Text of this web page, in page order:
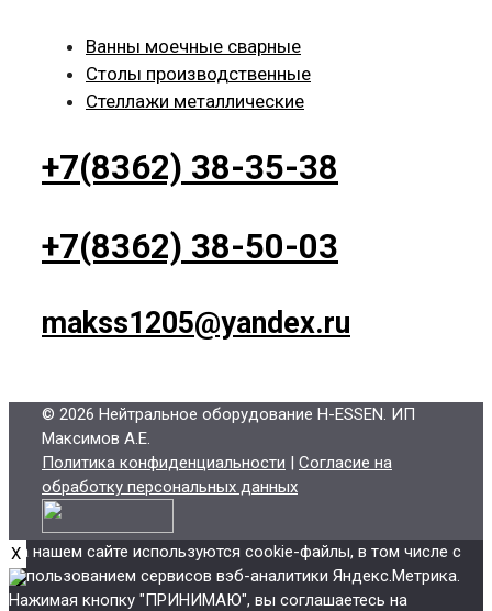
Ванны моечные сварные
Столы производственные
Стеллажи металлические
+7(8362) 38-35-38
+7(8362) 38-50-03
makss1205@yandex.ru
© 2026 Нейтральное оборудование H-ESSEN. ИП
Максимов А.Е.
Политика конфиденциальности | Согласие на
обработку персональных данных
X
На нашем сайте используются cookie-файлы, в том числе с
использованием сервисов вэб-аналитики Яндекс.Метрика.
Нажимая кнопку "ПРИНИМАЮ", вы соглашаетесь на